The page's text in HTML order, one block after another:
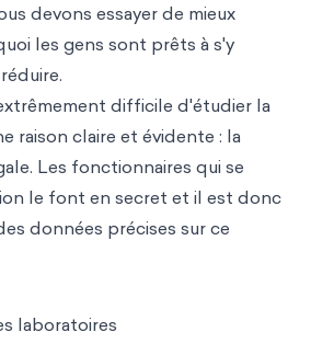
devons essayer de mieux
les gens sont prêts à s'y
difficile d'étudier la
raison claire et évidente : la
Les fonctionnaires qui se
le font en secret et il est donc
données précises sur ce
laboratoires